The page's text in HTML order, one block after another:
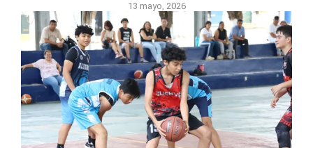
13 mayo, 2026